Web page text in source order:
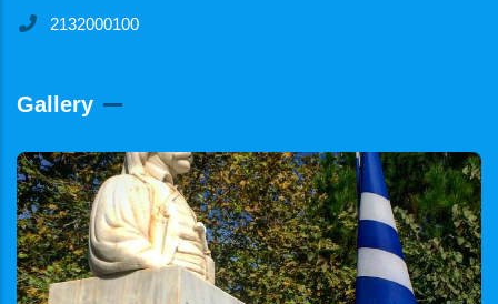
2132000100
Gallery